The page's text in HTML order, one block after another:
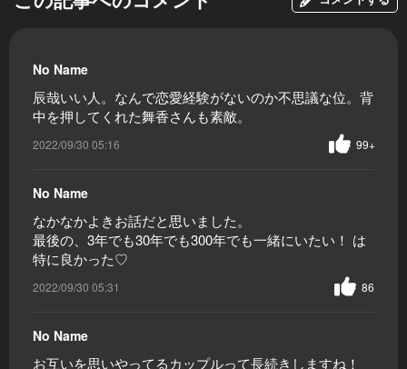
No Name
辰哉いい人。なんで恋愛経験がないのか不思議な位。背
中を押してくれた舞香さんも素敵。
2022/09/30 05:16 99+
No Name
なかなかよきお話だと思いました。
最後の、3年でも30年でも300年でも一緒にいたい！ は
特に良かった♡
2022/09/30 05:31 86
No Name
お互いを思いやってるカップルって長続きしますね！